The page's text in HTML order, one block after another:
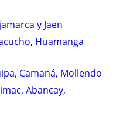
y Jaen
Huamanga
Camaná, Mollendo
Abancay,